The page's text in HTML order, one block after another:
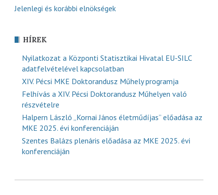
Jelenlegi és korábbi elnökségek
HÍREK
Nyilatkozat a Központi Statisztikai Hivatal EU-SILC
adatfelvételével kapcsolatban
XIV. Pécsi MKE Doktorandusz Műhely programja
Felhívás a XIV. Pécsi Doktorandusz Műhelyen való
részvételre
Halpern László „Kornai János életműdíjas” előadása az
MKE 2025. évi konferenciáján
Szentes Balázs plenáris előadása az MKE 2025. évi
konferenciáján